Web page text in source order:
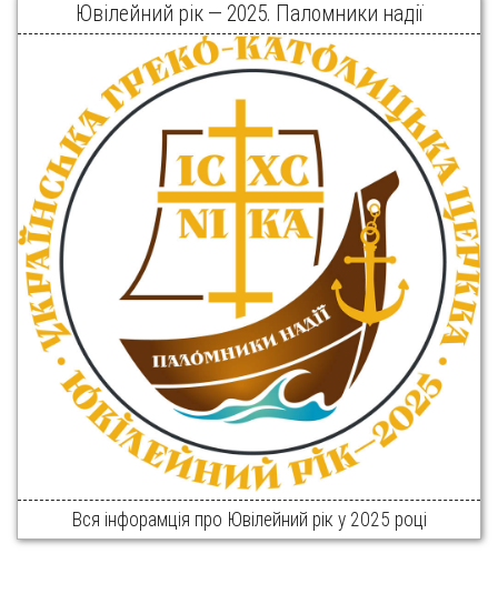
Ювілейний рік — 2025. Паломники надії
Вся інфорамція про Ювілейний рік у 2025 році